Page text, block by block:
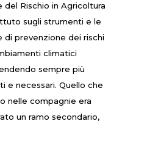
del Rischio in Agricoltura
sugli strumenti e le
di prevenzione dei rischi
climatici
sempre più
e necessari. Quello che
nelle compagnie era
un ramo secondario,